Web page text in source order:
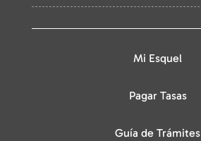
Mi Esquel
Pagar Tasas
Guía de Trámites